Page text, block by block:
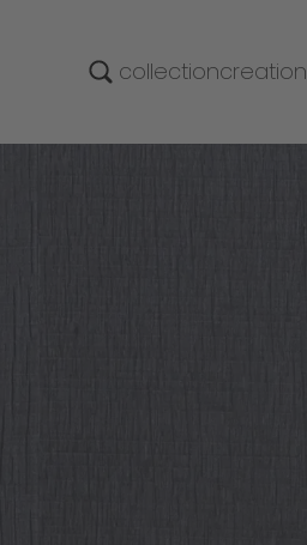
collectioncreation